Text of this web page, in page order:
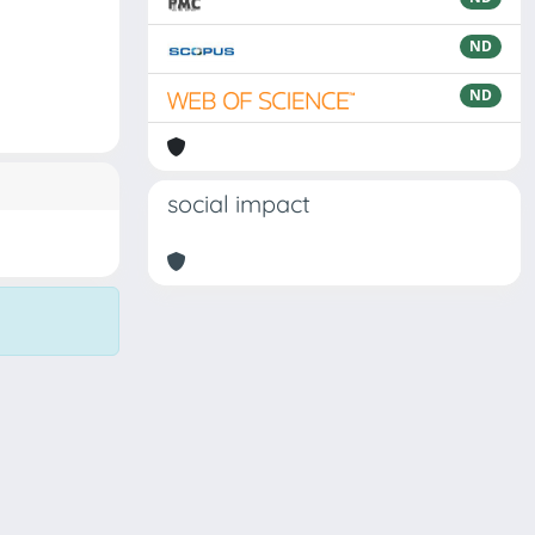
ND
ND
social impact